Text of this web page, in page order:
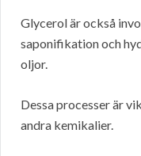
Glycerol är också
saponifikation och
oljor.
Dessa processer är
andra kemikalier.